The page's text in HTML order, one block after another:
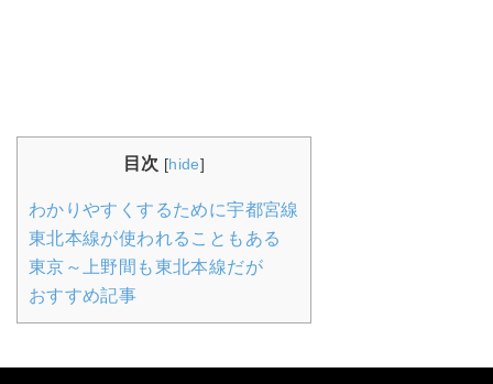
目次 [hide]
わかりやすくするために宇都宮線
東北本線が使われることもある
東京～上野間も東北本線だが
おすすめ記事